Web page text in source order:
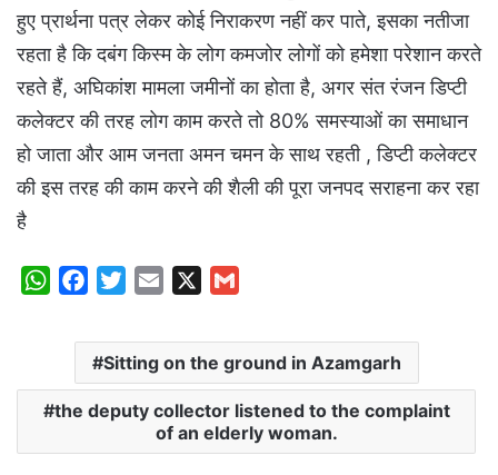
हुए प्रार्थना पत्र लेकर कोई निराकरण नहीं कर पाते, इसका नतीजा
रहता है कि दबंग किस्म के लोग कमजोर लोगों को हमेशा परेशान करते
रहते हैं, अघिकांश मामला जमीनों का होता है, अगर संत रंजन डिप्टी
कलेक्टर की तरह लोग काम करते तो 80% समस्याओं का समाधान
हो जाता और आम जनता अमन चमन के साथ रहती , डिप्टी कलेक्टर
की इस तरह की काम करने की शैली की पूरा जनपद सराहना कर रहा
है
W
s
A
p
c
e
b
o
o
i
t
t
e
r
a
i
l
a
i
l
Sitting on the ground in Azamgarh
the deputy collector listened to the complaint
of an elderly woman.